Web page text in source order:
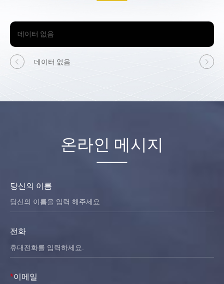
데이터 없음
데이터 없음
온라인 메시지
당신의 이름
전화
*이메일